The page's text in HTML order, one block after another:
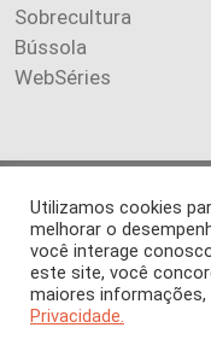
Sobrecultura
Bússola
WebSéries
Copyright 2026
Os artigos
É proibida a
Utilizamos cookies
melhorar o
você interage
este site, você
maiores
Privacidade.